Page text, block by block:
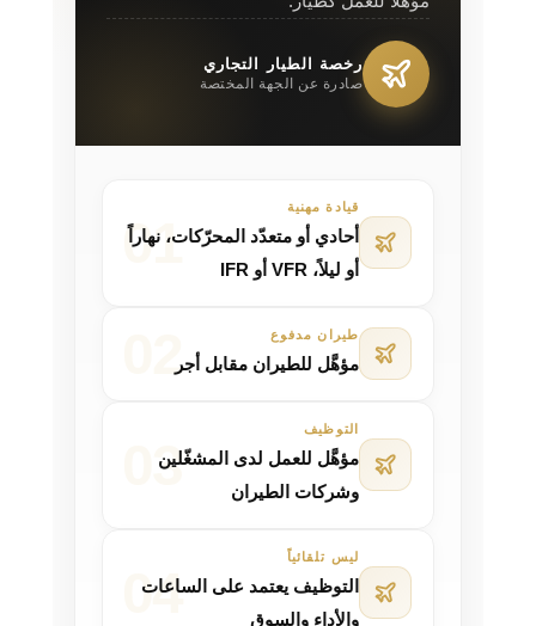
رخصة الطيار التجاري
صادرة عن الجهة المختصة
قيادة مهنية
أحادي أو متعدّد المحرّكات، نهاراً
أو ليلاً، VFR أو IFR
طيران مدفوع
مؤهَّل للطيران مقابل أجر
التوظيف
مؤهَّل للعمل لدى المشغّلين
وشركات الطيران
ليس تلقائياً
التوظيف يعتمد على الساعات
والأداء والسوق